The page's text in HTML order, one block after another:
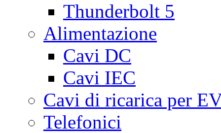
Thunderbolt 5
Alimentazione
Cavi DC
Cavi IEC
Cavi di ricarica per
Telefonici